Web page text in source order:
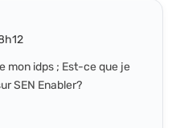
mon idps ; Est-ce que je
SEN Enabler?